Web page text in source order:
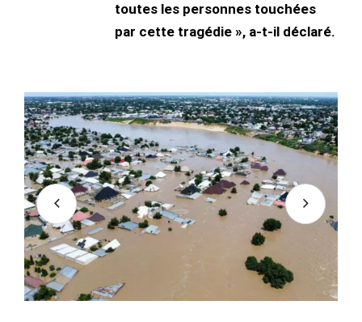
toutes les personnes touchées
par cette tragédie », a-t-il déclaré.